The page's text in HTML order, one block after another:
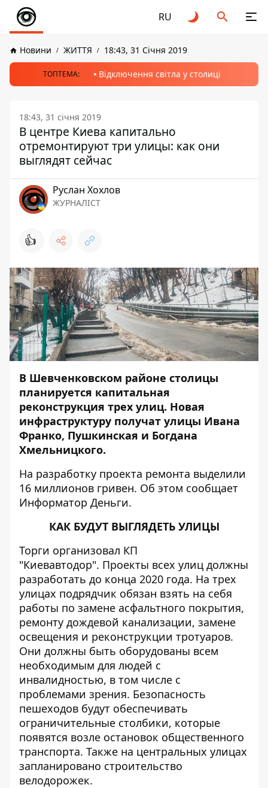
RU
Новини ЖИТТЯ 18:43, 31 Січня 2019
ТОПТЕМА: Відключення світла у столиці
18:43, 31 січня 2019
В центре Киева капитально
отремонтируют три улицы: как они
выглядят сейчас
Руслан Хохлов
ЖУРНАЛІСТ
👍
В Шевченковском районе столицы
планируется капитальная
реконструкция трех улиц. Новая
инфраструктуру получат улицы Ивана
Франко, Пушкинская и Богдана
Хмельницкого.
На разработку проекта ремонта выделили
16 миллионов гривен. Об этом сообщает
Информатор Деньги.
КАК БУДУТ ВЫГЛЯДЕТЬ УЛИЦЫ
Торги организовал КП
"Киевавтодор". Проекты всех улиц должны
разработать до конца 2020 года. На трех
улицах подрядчик обязан взять на себя
работы по замене асфальтного покрытия,
ремонту дождевой канализации, замене
освещения и реконструкции тротуаров.
Они должны быть оборудованы всем
необходимым для людей с
инвалидностью, в том числе с
проблемами зрения. Безопасность
пешеходов будут обеспечивать
ограничительные столбики, которые
появятся возле остановок общественного
транспорта. Также на центральных улицах
запланировано строительство
велодорожек.